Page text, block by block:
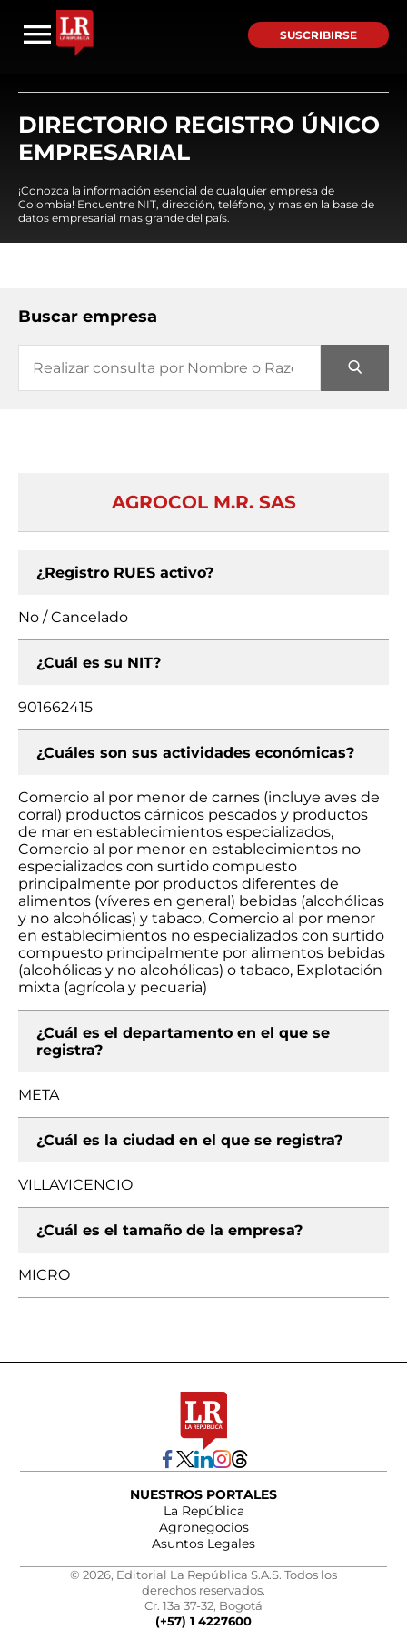
SUSCRIBIRSE
DIRECTORIO REGISTRO ÚNICO
EMPRESARIAL
¡Conozca la información esencial de cualquier empresa de
Colombia! Encuentre NIT, dirección, teléfono, y mas en la base de
datos empresarial mas grande del país.
Buscar empresa
AGROCOL M.R. SAS
¿Registro RUES activo?
No / Cancelado
¿Cuál es su NIT?
901662415
¿Cuáles son sus actividades económicas?
Comercio al por menor de carnes (incluye aves de
corral) productos cárnicos pescados y productos
de mar en establecimientos especializados,
Comercio al por menor en establecimientos no
especializados con surtido compuesto
principalmente por productos diferentes de
alimentos (víveres en general) bebidas (alcohólicas
y no alcohólicas) y tabaco, Comercio al por menor
en establecimientos no especializados con surtido
compuesto principalmente por alimentos bebidas
(alcohólicas y no alcohólicas) o tabaco, Explotación
mixta (agrícola y pecuaria)
¿Cuál es el departamento en el que se
registra?
META
¿Cuál es la ciudad en el que se registra?
VILLAVICENCIO
¿Cuál es el tamaño de la empresa?
MICRO
NUESTROS PORTALES
La República
Agronegocios
Asuntos Legales
© 2026, Editorial La República S.A.S. Todos los
derechos reservados.
Cr. 13a 37-32, Bogotá
(+57) 1 4227600